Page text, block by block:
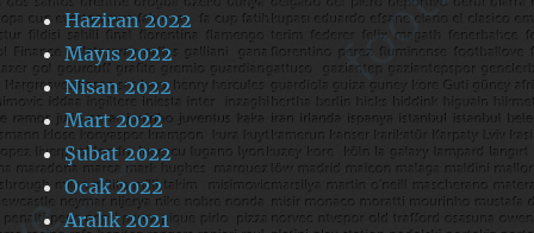
Haziran 2022
Mayıs 2022
Nisan 2022
Mart 2022
Şubat 2022
Ocak 2022
Aralık 2021